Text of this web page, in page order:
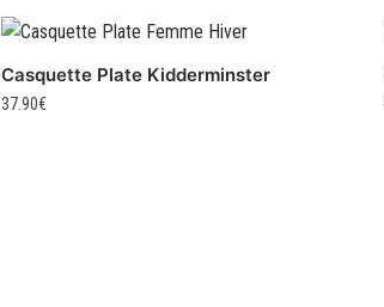
Casquette Plate Kidderminster
37.90€